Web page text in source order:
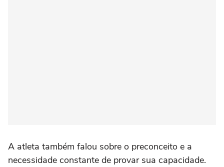
A atleta também falou sobre o preconceito e a
necessidade constante de provar sua capacidade.